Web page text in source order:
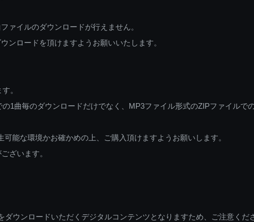
ァイルのダウンロードが行えません。
ンロードを頂けますようお願いいたします。
。
1曲毎のダウンロードだけでなく、MP3ファイル形式のZIPファイルで
能な環境かお確かめの上、ご購入頂けますようお願いします。
ざいます。
ウンロードいただくデジタルコンテンツとなりますため、ご注意くだ